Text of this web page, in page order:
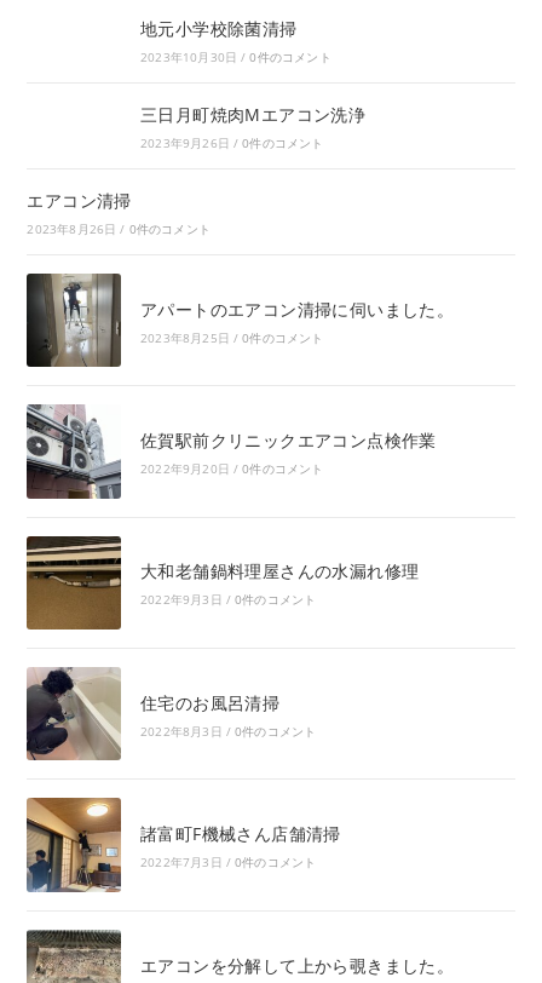
地元小学校除菌清掃
2023年10月30日 / 0件のコメント
三日月町焼肉Mエアコン洗浄
2023年9月26日 / 0件のコメント
エアコン清掃
2023年8月26日 / 0件のコメント
アパートのエアコン清掃に伺いました。
2023年8月25日 / 0件のコメント
佐賀駅前クリニックエアコン点検作業
2022年9月20日 / 0件のコメント
大和老舗鍋料理屋さんの水漏れ修理
2022年9月3日 / 0件のコメント
住宅のお風呂清掃
2022年8月3日 / 0件のコメント
諸富町F機械さん店舗清掃
2022年7月3日 / 0件のコメント
エアコンを分解して上から覗きました。